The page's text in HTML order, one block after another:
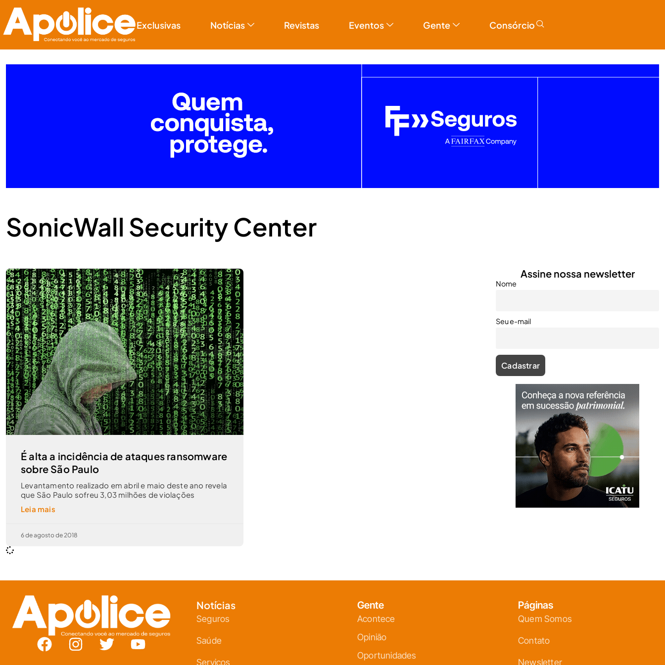
Exclusivas Notícias Revistas Eventos Gente Consórcio
SonicWall Security Center
É alta a incidência de ataques ransomware
sobre São Paulo
Levantamento realizado em abril e maio deste ano revela
que São Paulo sofreu 3,03 milhões de violações
Leia mais
6 de agosto de 2018
Assine nossa newsletter
Nome
Seu e-mail
Notícias
Seguros
Saúde
Serviços
Gente
Acontece
Opinião
Oportunidades
Páginas
Quem Somos
Contato
Newsletter